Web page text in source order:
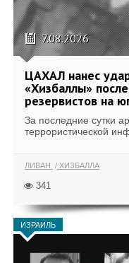
7.08.2026
ЦАХАЛ нанес
«Хизбаллы»
резервистов на
За последние сутки
террористической
ЛИВАН ХИЗБАЛЛА
341
ИЗРАИЛЬ